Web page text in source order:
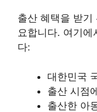
출산 혜택을 받기
요합니다. 여기에
다:
대한민국
출산 시점
출산한 아